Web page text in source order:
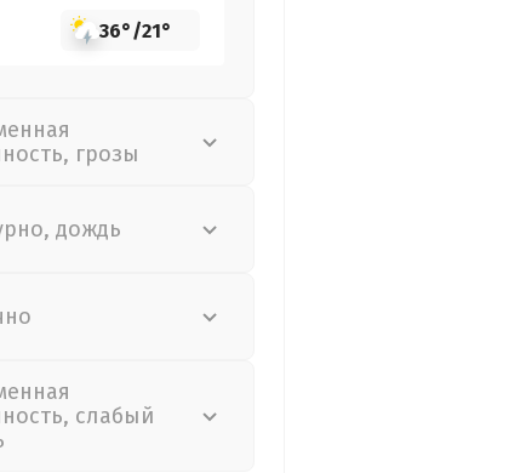
36°/21°
грозы
дождь
слабый